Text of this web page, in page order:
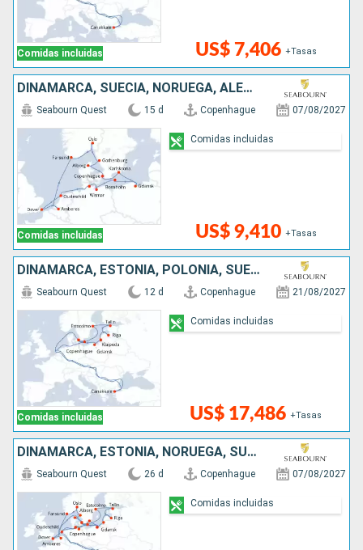
Comidas incluidas US$ 7,406 +Tasas
DINAMARCA, SUECIA, NORUEGA, ALEMANIA, BÉLGICA, HONDURAS, REINO UNIDO, POLONIA
Comidas incluidas
Seabourn Quest 15 d Copenhague 07/08/2027
US$ 9,410 +Tasas
Comidas incluidas
DINAMARCA, ESTONIA, POLONIA, SUECIA, LITUANIA, TURQUÍA, LETONIA
Comidas incluidas
Seabourn Quest 12 d Copenhague 21/08/2027
US$ 17,486 +Tasas
Comidas incluidas
DINAMARCA, ESTONIA, NORUEGA, SUECIA, ALEMANIA, POLONIA, LITUANIA, BÉLGICA, HONDURAS, TURQUÍA, REINO UNIDO, LETONIA
Seabourn Quest 26 d Copenhague 07/08/2027
Comidas incluidas